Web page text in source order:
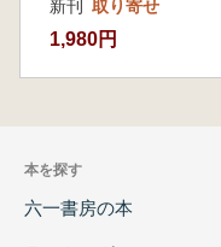
新刊 取り寄せ
1,980円
本を探す
六一書房の本